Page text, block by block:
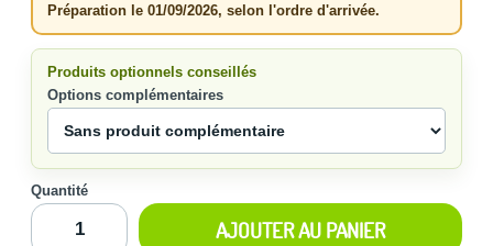
Préparation le 01/09/2026, selon l'ordre d'arrivée.
Produits optionnels conseillés
Options complémentaires
Quantité
AJOUTER AU PANIER